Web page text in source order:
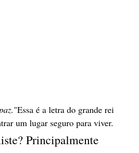
"Essa é a letra do grande rei
um lugar seguro para viver.
Principalmente